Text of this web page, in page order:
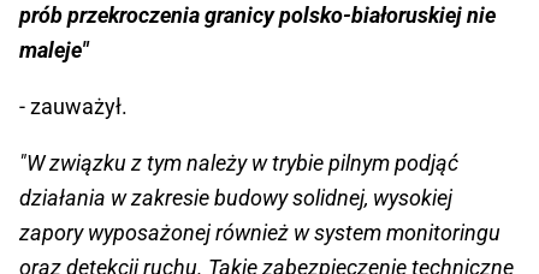
prób przekroczenia granicy polsko-białoruskiej nie
maleje"
- zauważył.
"W związku z tym należy w trybie pilnym podjąć
działania w zakresie budowy solidnej, wysokiej
zapory wyposażonej również w system monitoringu
oraz detekcji ruchu. Takie zabezpieczenie techniczne